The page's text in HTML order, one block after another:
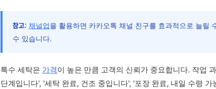
참고: 채널업을 활용하면 카카오톡 채널 친구를 효과적으로 늘릴
수 있습니다.
특수 세탁은 가격이 높은 만큼 고객의 신뢰가 중요합니다. 작업
단계입니다', '세탁 완료, 건조 중입니다', '포장 완료, 내일 수령